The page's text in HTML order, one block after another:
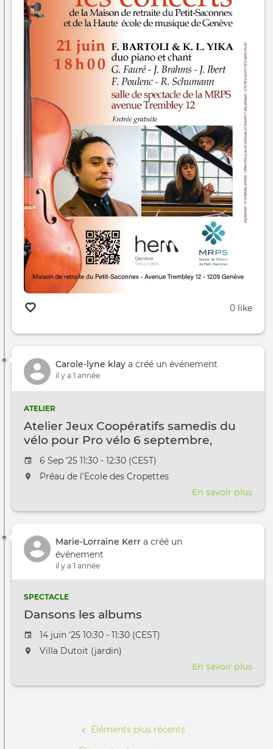
0 like
Carole-lyne klay a créé un événement
il y a 1 année
ATELIER
Atelier Jeux Coopératifs samedis du
vélo pour Pro vélo 6 septembre,
gratuit sur inscription
Date de l'évênement
6 Sep '25 11:30 - 12:30 (CEST)
L'événement aura lieu au / à
Préau de l'Ecole des Cropettes
En savoir plus
pour
Marie-Lorraine Kerr a créé un
événement
il y a 1 année
SPECTACLE
Dansons les albums
Date de l'évênement
14 juin '25 10:30 - 11:30 (CEST)
L'événement aura lieu au / à
Villa Dutoit (jardin)
En savoir plus
Éléments plus récents